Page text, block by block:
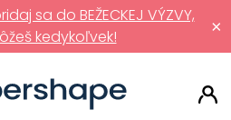
×
sa do BEŽECKEJ VÝZVY,
kedykoľvek!